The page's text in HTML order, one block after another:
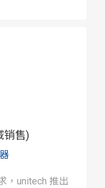
销售)
，unitech 推出